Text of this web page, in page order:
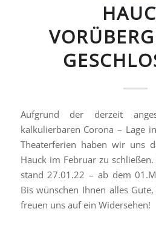
Aufgrund der derzeit
kalkulierbaren Corona – Lage
Theaterferien haben wir uns
Hauck im Februar zu
stand 27.01.22 – ab dem
Bis wünschen Ihnen alles
freuen uns auf ein Widersehen!